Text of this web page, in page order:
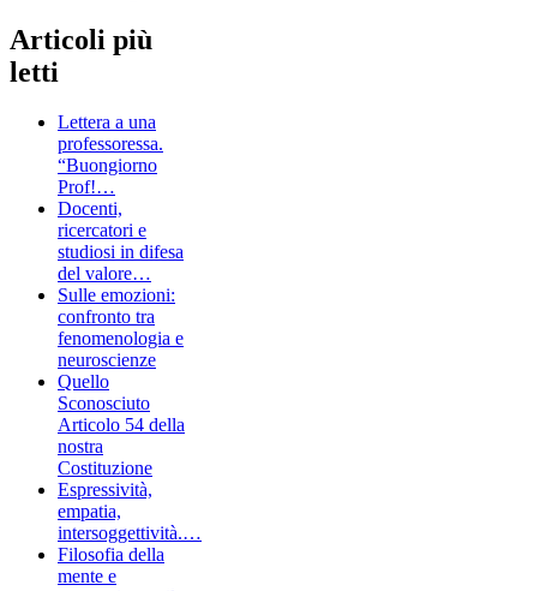
Articoli più
letti
Lettera a una
professoressa.
“Buongiorno
Prof!…
Docenti,
ricercatori e
studiosi in difesa
del valore…
Sulle emozioni:
confronto tra
fenomenologia e
neuroscienze
Quello
Sconosciuto
Articolo 54 della
nostra
Costituzione
Espressività,
empatia,
intersoggettività.…
Filosofia della
mente e